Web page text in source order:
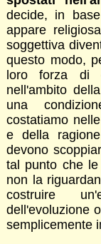
decide, in
appare
soggettiva
questo modo,
loro forza di
nell'ambito
una
costatiamo
e della
devono
tal punto che
non la
costruire
dell'evoluzione
semplicemente